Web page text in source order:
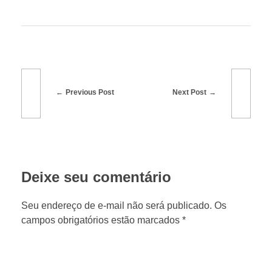
p
e
:
S
Previous Post Next Post
Deixe seu comentário
Seu endereço de e-mail não será publicado. Os
campos obrigatórios estão marcados *